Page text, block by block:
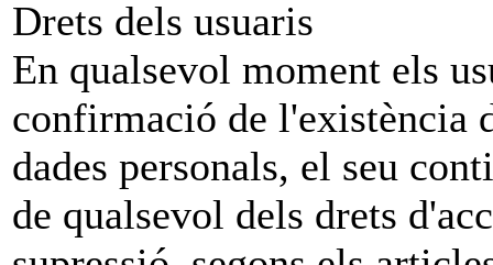
Drets dels usuaris
En qualsevol moment els
confirmació de l'existència
dades personals, el seu
de qualsevol dels drets